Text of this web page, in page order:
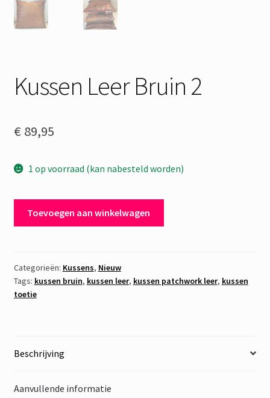
Kussen Leer Bruin 2
€ 89,95
1 op voorraad (kan nabesteld worden)
aantal
Toevoegen aan winkelwagen
Categorieën: Kussens, Nieuw
Tags: kussen bruin, kussen leer, kussen patchwork leer, kussen
toetie
Beschrijving
Aanvullende informatie